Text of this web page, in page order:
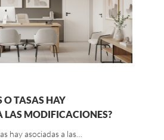
O TASAS HAY
LAS MODIFICACIONES?
hay asociadas a las…